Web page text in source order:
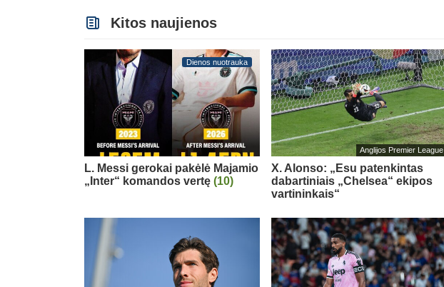
Kitos naujienos
Dienos nuotrauka
L. Messi gerokai pakėlė Majamio
„Inter“ komandos vertę (10)
Anglijos Premier League
X. Alonso: „Esu patenkintas
dabartiniais „Chelsea“ ekipos
vartininkais“